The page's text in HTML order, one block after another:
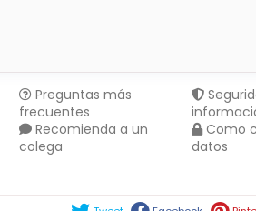
Preguntas más
frecuentes
Recomienda a un
colega
Como
datos